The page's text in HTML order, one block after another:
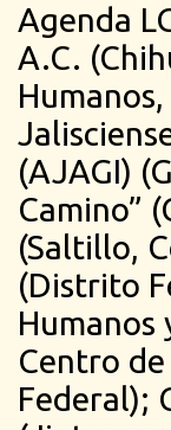
Agenda
A.C.
(AJAGI)
Camino”
(Saltillo,
(Distrito
Humanos
Centro
Federal);